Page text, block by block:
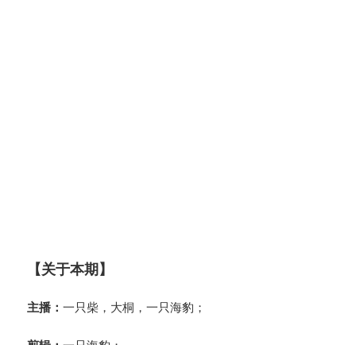
【关于本期】
主播：一只柴，大桐，一只海豹；